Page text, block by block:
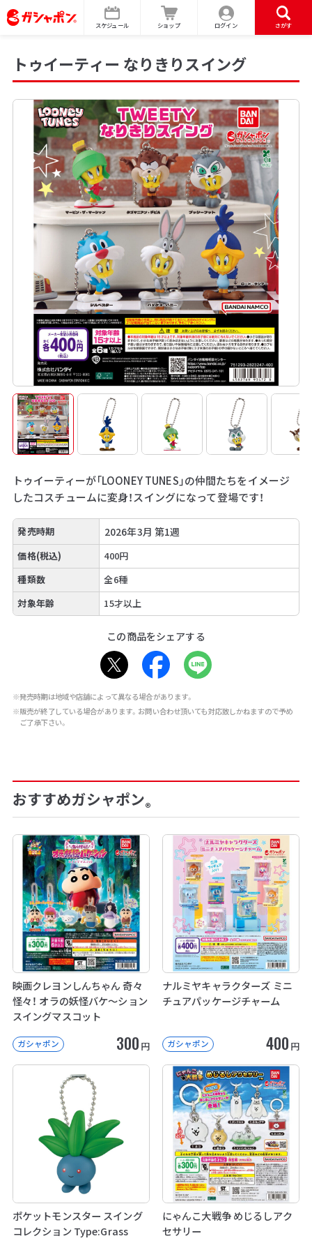
スケジュール ショップ ログイン さがす
トゥイーティー なりきりスイング
トゥイーティーが「LOONEY TUNES」の仲間たちをイメージ
したコスチュームに変身！スイングになって登場です！
発売時期 2026年3月 第1週
価格(税込)
400円
種類数
全6種
対象年齢
15才以上
この商品をシェアする
※発売時期は地域や店舗によって異なる場合があります。
※販売が終了している場合があります。お問い合わせ頂いても対応致しかねますので予め
ご了承下さい。
おすすめガシャポン®
映画クレヨンしんちゃん 奇々
怪々！ オラの妖怪バケ～ション
スイングマスコット
ガシャポン 300 円
ナルミヤキャラクターズ ミニ
チュアパッケージチャーム
ガシャポン 400 円
ポケットモンスター スイング
コレクション Type:Grass
にゃんこ大戦争 めじるしアク
セサリー